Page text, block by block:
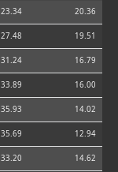
23.34 20.36
27.48 19.51
31.24 16.79
33.89 16.00
35.93 14.02
35.69 12.94
33.20 14.62